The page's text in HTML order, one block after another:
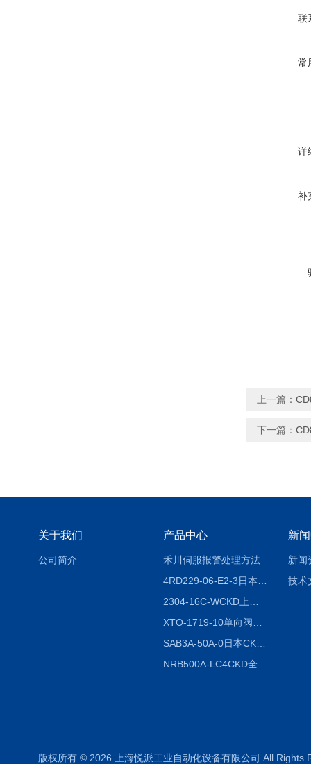
联
常
详
补
上一篇：
下一篇：
关于我们
公司简介
产品中心
禾川伺服报警处理方法
SAB3A-50A-0日本CKD全国授权代理
新
新闻
技术
版权所有 © 2026 上海悦派工业自动化设备有限公司 All